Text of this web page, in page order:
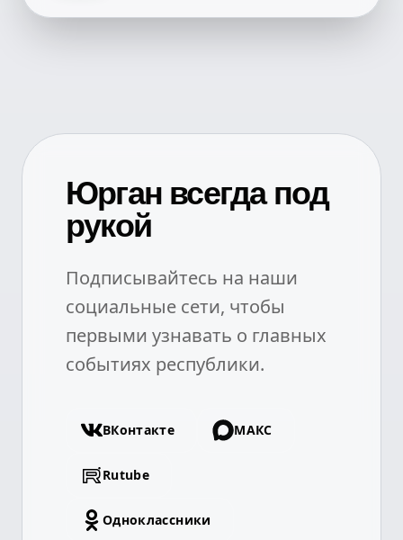
Юрган всегда под
рукой
Подписывайтесь на наши
социальные сети, чтобы
первыми узнавать о главных
событиях республики.
ВКонтакте МАКС
Rutube
Одноклассники